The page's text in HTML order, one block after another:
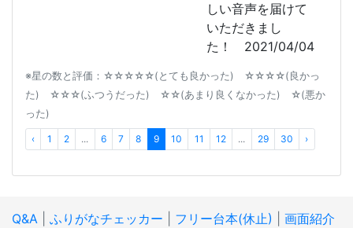
しい音声を届けて
いただきまし
た！ 2021/04/04
※星の数と評価：☆☆☆☆☆(とても良かった) ☆☆☆☆(良かっ
た) ☆☆☆(ふつうだった) ☆☆(あまり良くなかった) ☆(悪か
った)
‹ 1 2 ... 6 7 8 9 10 11 12 ... 29 30 ›
Q&A ふりがなチェッカー フリー台本(休止) 画面紹介